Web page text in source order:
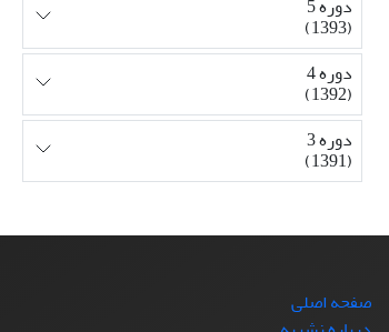
دوره 5
(1393)
دوره 4
(1392)
دوره 3
(1391)
صفحه اصلی